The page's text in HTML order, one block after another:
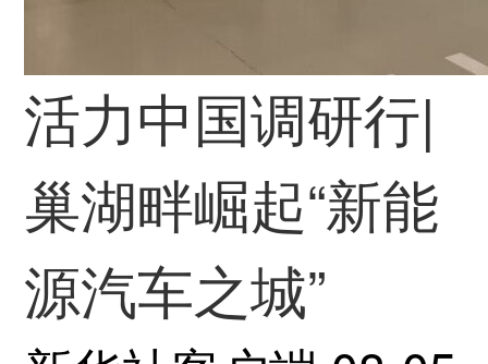
活力中国调研行|
巢湖畔崛起“新能
源汽车之城”